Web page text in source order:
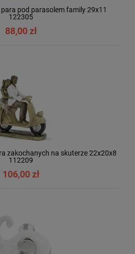
pod parasolem family 29x11
122305
88,00 zł
zakochanych na skuterze 22x20x8
112209
106,00 zł